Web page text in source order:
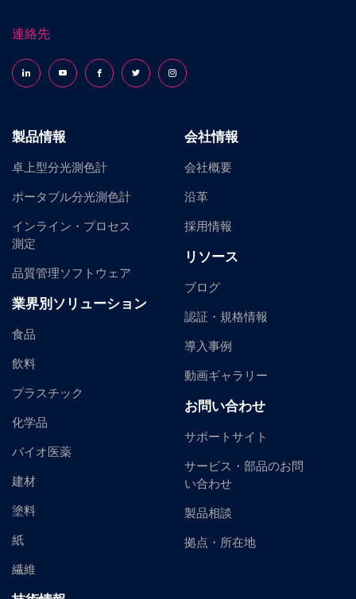
連絡先
Follow us on LinkedInFollow us on YouTubeFollow us on Facebook
Follow us on X (formerly Twitter)
Follow us on Instagram
製品情報
卓上型分光測色計
ポータブル分光測色計
インライン・プロセス
測定
品質管理ソフトウェア
業界別ソリューション
食品
飲料
プラスチック
化学品
バイオ医薬
建材
塗料
紙
繊維
会社情報
会社概要
沿革
採用情報
リソース
ブログ
認証・規格情報
導入事例
動画ギャラリー
お問い合わせ
サポートサイト
サービス・部品のお問
い合わせ
製品相談
拠点・所在地